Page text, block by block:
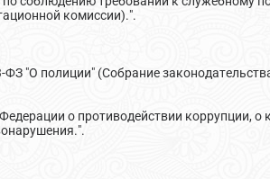
комиссии).".
"О полиции" (Собрание
о противодействии коррупции,